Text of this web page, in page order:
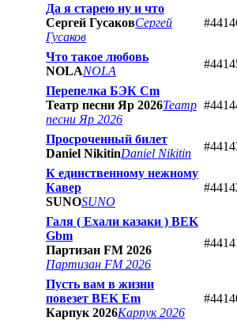
Да я старею ну и что
Сергей ГусаковСергей
Гусаков
Что такое любовь
NOLANOLA
Перепелка БЭК Cm
Театр песни Яр 2026Театр
песни Яр 2026
Просроченный билет
Daniel NikitinDaniel Nikitin
К единственному нежному
Кавер
SUNOSUNO
Галя ( Ехали казаки ) BEK
Gbm
Партизан FM 2026
Партизан FM 2026
Пусть вам в жизни
повезет BEK Em
Карпук 2026Карпук 2026